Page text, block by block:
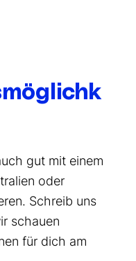
gut mit einem
oder
Schreib uns
schauen
für dich am